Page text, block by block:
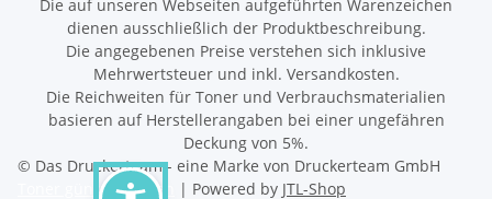
Die auf unseren Webseiten aufgeführten Warenzeichen
dienen ausschließlich der Produktbeschreibung.
Die angegebenen Preise verstehen sich inklusive
Mehrwertsteuer und inkl. Versandkosten.
Die Reichweiten für Toner und Verbrauchsmaterialien
basieren auf Herstellerangaben bei einer ungefähren
Deckung von 5%.
© Das Druckerteam - eine Marke von Druckerteam GmbH
Toner günstig kaufen
| Powered by JTL-Shop